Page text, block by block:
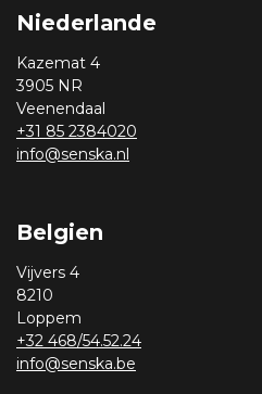
Niederlande
Kazemat 4
3905 NR
Veenendaal
+31 85 2384020
info@senska.nl
Belgien
Vijvers 4
8210
Loppem
+32 468/54.52.24
info@senska.be